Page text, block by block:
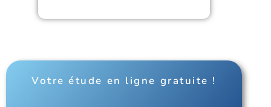
Votre étude en ligne gratuite !